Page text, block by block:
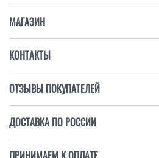
МАГАЗИН
КОНТАКТЫ
ОТЗЫВЫ ПОКУПАТЕЛЕЙ
ДОСТАВКА ПО РОССИИ